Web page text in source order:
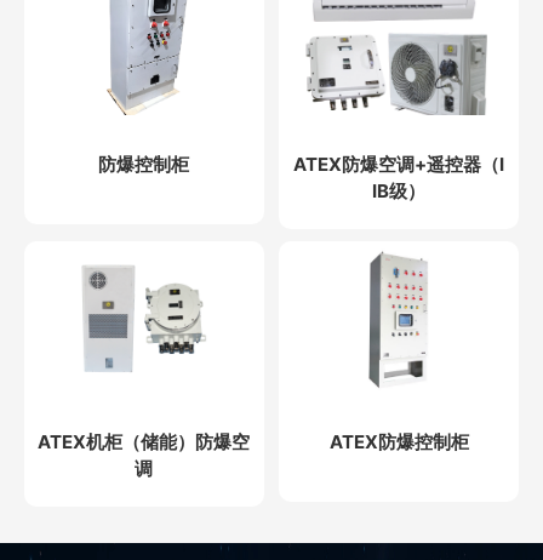
防爆控制柜
ATEX防爆空调+遥控器（I
IB级）
ATEX机柜（储能）防爆空
调
ATEX防爆控制柜